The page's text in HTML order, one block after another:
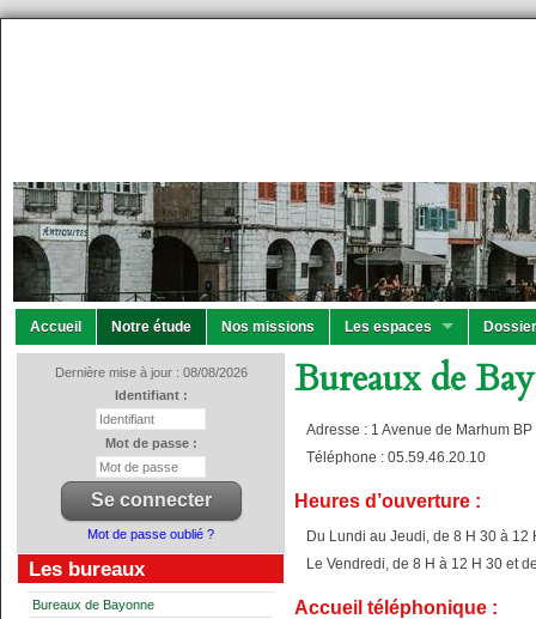
Accueil Notre étude Nos missions Les espaces
Dernière mise à jour : 08/08/2026
Identifiant :
Mot de passe :
Mot de passe oublié ?
Les bureaux
Bureaux de Bayonne
Bureaux de
Adresse : 1 Avenue de Marhum
Téléphone : 05.59.46.20.10
Heures d’ouverture :
Du Lundi au Jeudi, de 8 H 30 à 12
Le Vendredi, de 8 H à 12 H 30 et
Accueil téléphonique :